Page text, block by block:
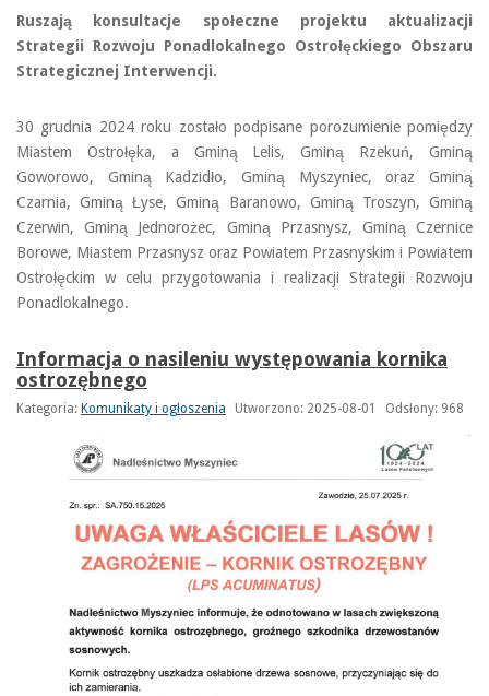
Ruszają konsultacje społeczne projektu aktualizacji
Strategii Rozwoju Ponadlokalnego Ostrołęckiego Obszaru
Strategicznej Interwencji.
30 grudnia 2024 roku zostało podpisane porozumienie pomiędzy
Miastem Ostrołęka, a Gminą Lelis, Gminą Rzekuń, Gminą
Goworowo, Gminą Kadzidło, Gminą Myszyniec, oraz Gminą
Czarnia, Gminą Łyse, Gminą Baranowo, Gminą Troszyn, Gminą
Czerwin, Gminą Jednorożec, Gminą Przasnysz, Gminą Czernice
Borowe, Miastem Przasnysz oraz Powiatem Przasnyskim i Powiatem
Ostrołęckim w celu przygotowania i realizacji Strategii Rozwoju
Ponadlokalnego.
Informacja o nasileniu występowania kornika
ostrozębnego
Kategoria: Komunikaty i ogłoszenia Utworzono: 2025-08-01 Odsłony: 968